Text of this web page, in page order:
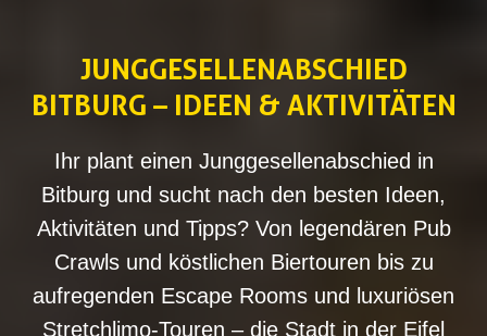
JUNGGESELLENABSCHIED
BITBURG – IDEEN & AKTIVITÄTEN
Ihr plant einen Junggesellenabschied in
Bitburg und sucht nach den besten Ideen,
Aktivitäten und Tipps? Von legendären Pub
Crawls und köstlichen Biertouren bis zu
aufregenden Escape Rooms und luxuriösen
Stretchlimo-Touren – die Stadt in der Eifel